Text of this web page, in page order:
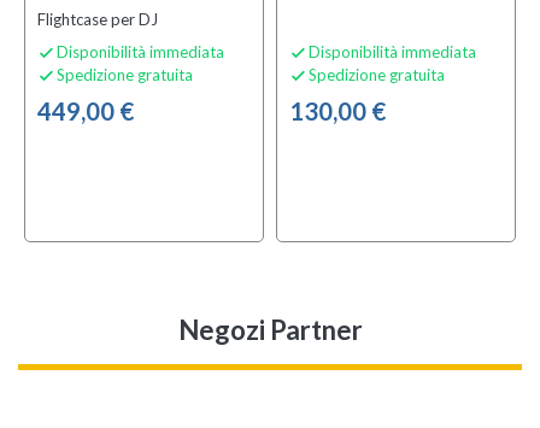
Flightcase per DJ
 Disponibilità immediata
 Spedizione gratuita
449,00 €
 Disponibilità immediata
 Spedizione gratuita
130,00 €
Negozi Partner